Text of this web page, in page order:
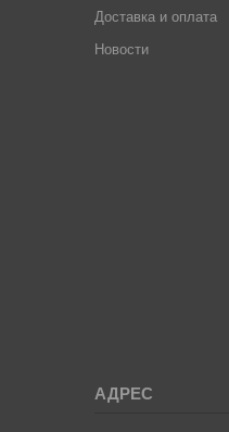
Доставка и оплата
Новости